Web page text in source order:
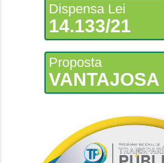
Dispensa Lei
14.133/21
Proposta
VANTAJOSA